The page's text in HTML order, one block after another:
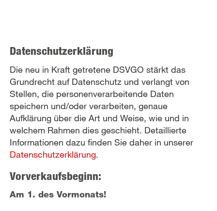
Datenschutzerklärung
Die neu in Kraft getretene DSVGO stärkt das
Grundrecht auf Datenschutz und verlangt von
Stellen, die personenverarbeitende Daten
speichern und/oder verarbeiten, genaue
Aufklärung über die Art und Weise, wie und in
welchem Rahmen dies geschieht. Detaillierte
Informationen dazu finden Sie daher in unserer
Datenschutzerklärung.
Vorverkaufsbeginn:
Am 1. des Vormonats!